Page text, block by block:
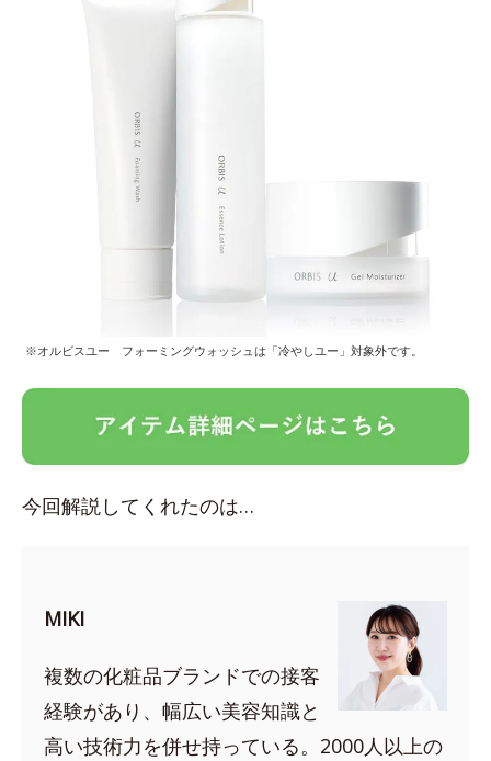
※オルビスユー フォーミングウォッシュは「冷やしユー」対象外です。
今回解説してくれたのは…
MIKI
複数の化粧品ブランドでの接客
経験があり、幅広い美容知識と
高い技術力を併せ持っている。2000人以上の